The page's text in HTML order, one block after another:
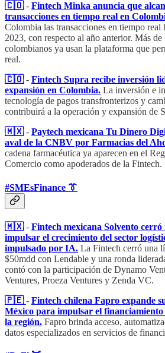
🇨🇴- Fintech Minka anuncia que
transacciones en tiempo real en
Colombia las transacciones en tiempo real
2023, con respecto al año anterior. Más
colombianos ya usan la plataforma que
real.
🇨🇴- Fintech Supra recibe inversión
expansión en Colombia. La inversión e
tecnología de pagos transfronterizos y
contribuirá a la operación y expansión de
🇲🇽- Paytech mexicana Tu Dinero
aval de la CNBV por Farmacias del
cadena farmacéutica ya aparecen en el
Comercio como apoderados de la Fintech.
#SMEsFinance 👔
🇲🇽- Fintech mexicana Solvento
impulsar el crecimiento del sector
impulsado por IA. La Fintech cerró una
$50mdd con Lendable y una ronda
contó con la participación de Dynamo
Ventures, Proeza Ventures y Zenda VC.
🇵🇪- Fintech chilena Fapro expande
México para impulsar el financiamiento
la región. Fapro brinda acceso,
datos especializados en servicios de